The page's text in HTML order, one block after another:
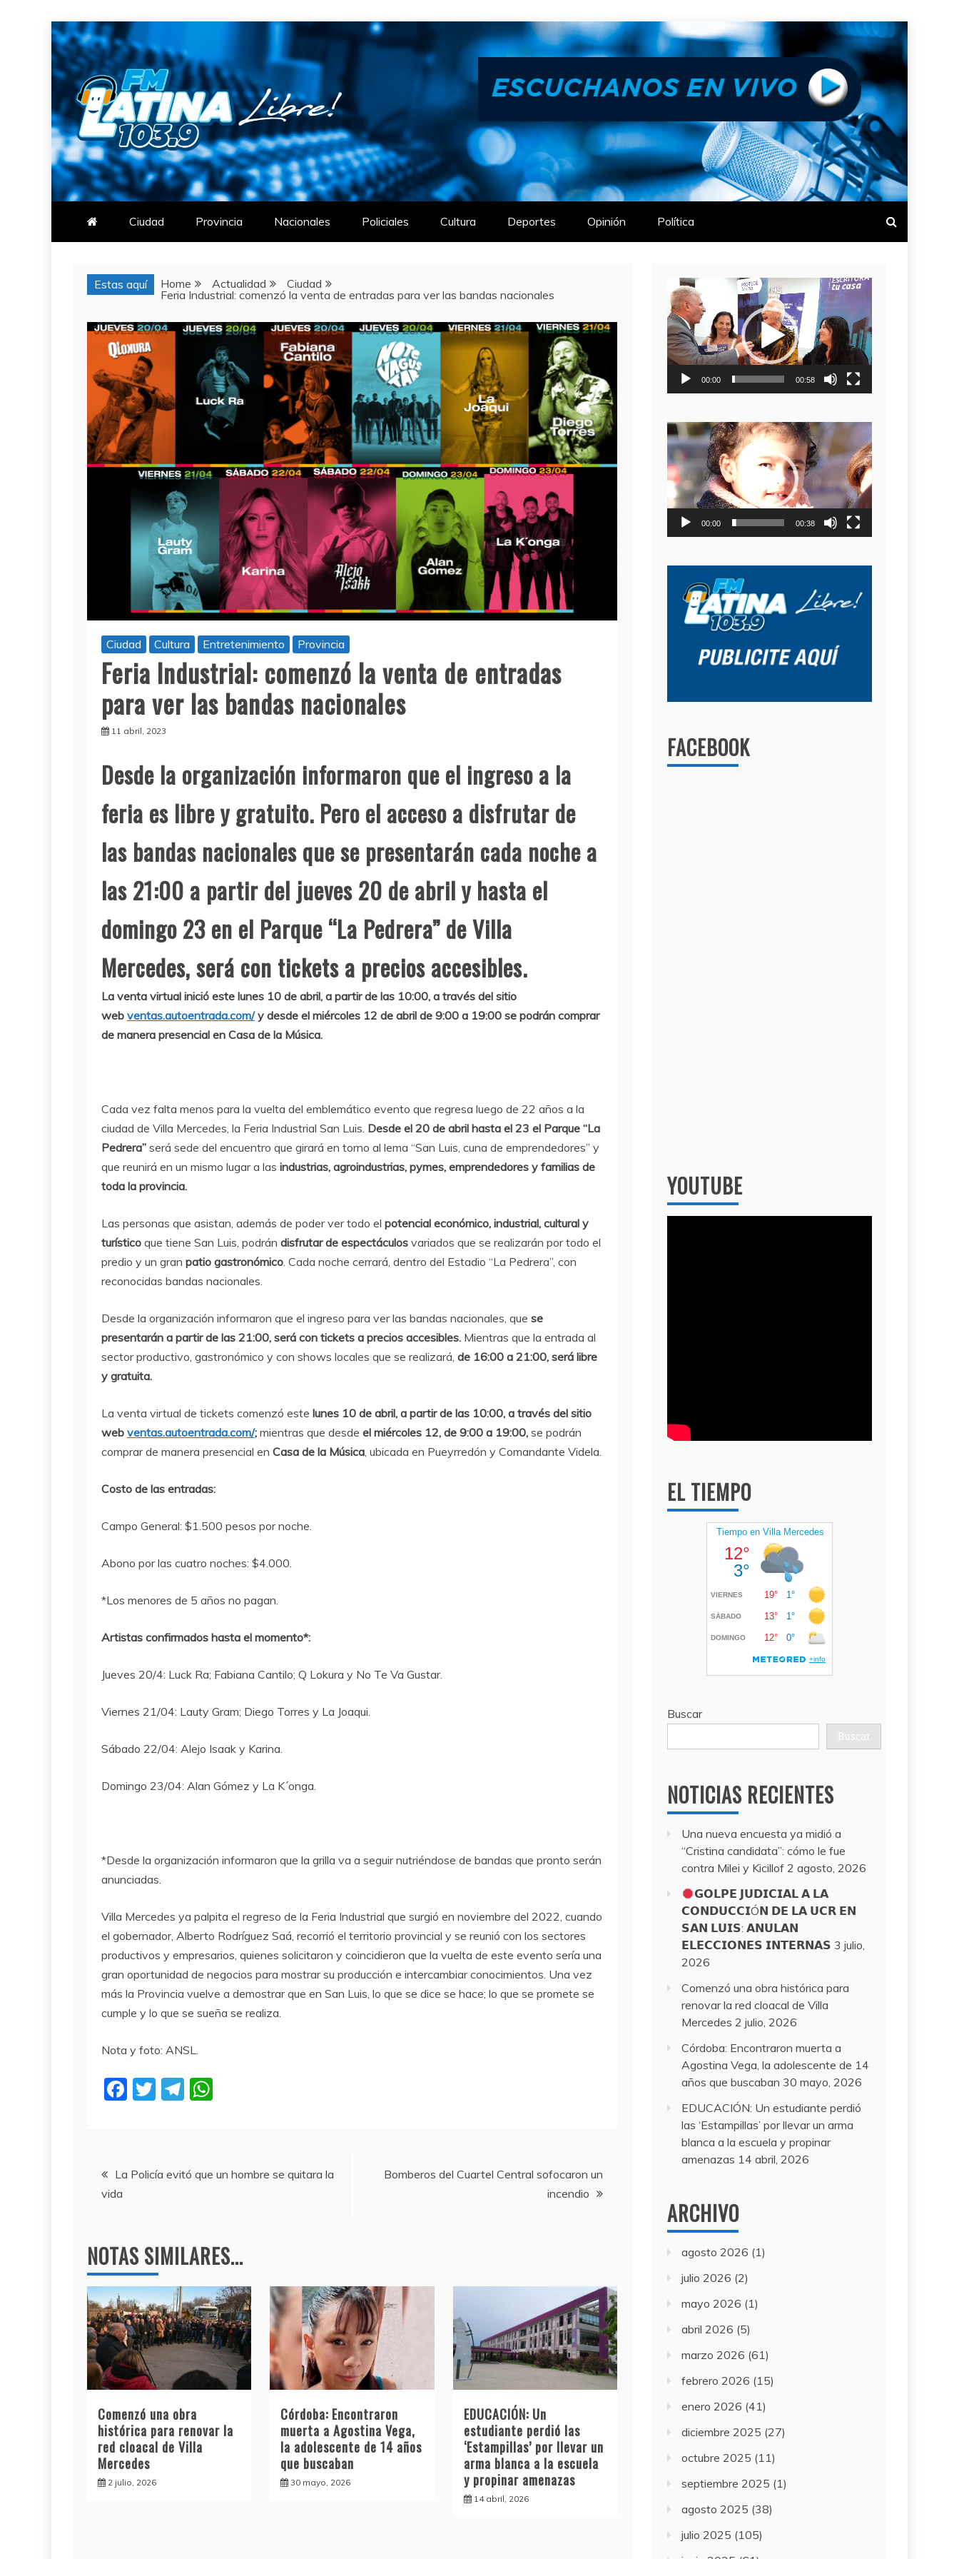
Skip
to
content
FM LATINA
NOTICIAS
Ciudad Provincia Nacionales Policiales Cultura Deportes Opinión Política
Estas aquí Home Actualidad
Ciudad
Feria Industrial: comenzó la venta de entradas para ver las bandas nacionales
Ciudad Cultura Entretenimiento Provincia
Feria Industrial: comenzó la venta de entradas
para ver las bandas nacionales
11 abril, 2023
Desde la organización informaron que el ingreso a la
feria es libre y gratuito. Pero el acceso a disfrutar de
las bandas nacionales que se presentarán cada noche a
las 21:00 a partir del jueves 20 de abril y hasta el
domingo 23 en el Parque “La Pedrera” de Villa
Mercedes, será con tickets a precios accesibles.
La venta virtual inició este lunes 10 de abril, a partir de las 10:00, a través del sitio
web ventas.autoentrada.com/y desde el miércoles 12 de abril de 9:00 a 19:00 se podrán comprar
de manera presencial en Casa de la Música.
Cada vez falta menos para la vuelta del emblemático evento que regresa luego de 22 años a la
ciudad de Villa Mercedes, la Feria Industrial San Luis. Desde el 20 de abril hasta el 23 el Parque “La
Pedrera” será sede del encuentro que girará en torno al lema “San Luis, cuna de emprendedores” y
que reunirá en un mismo lugar a las industrias, agroindustrias, pymes, emprendedores y familias de
toda la provincia.
Las personas que asistan, además de poder ver todo el potencial económico, industrial, cultural y
turístico que tiene San Luis, podrán disfrutar de espectáculos variados que se realizarán por todo el
predio y un gran patio gastronómico. Cada noche cerrará, dentro del Estadio “La Pedrera”, con
reconocidas bandas nacionales.
Desde la organización informaron que el ingreso para ver las bandas nacionales, que se
presentarán a partir de las 21:00, será con tickets a precios accesibles. Mientras que la entrada al
sector productivo, gastronómico y con shows locales que se realizará, de 16:00 a 21:00, será libre
y gratuita.
La venta virtual de tickets comenzó este lunes 10 de abril, a partir de las 10:00, a través del sitio
web ventas.autoentrada.com/; mientras que desde el miércoles 12, de 9:00 a 19:00, se podrán
comprar de manera presencial en Casa de la Música, ubicada en Pueyrredón y Comandante Videla.
Costo de las entradas:
Campo General: $1.500 pesos por noche.
Abono por las cuatro noches: $4.000.
*Los menores de 5 años no pagan.
Artistas confirmados hasta el momento*:
Jueves 20/4: Luck Ra; Fabiana Cantilo; Q Lokura y No Te Va Gustar.
Viernes 21/04: Lauty Gram; Diego Torres y La Joaqui.
Sábado 22/04: Alejo Isaak y Karina.
Domingo 23/04: Alan Gómez y La K´onga.
*Desde la organización informaron que la grilla va a seguir nutriéndose de bandas que pronto serán
anunciadas.
Villa Mercedes ya palpita el regreso de la Feria Industrial que surgió en noviembre del 2022, cuando
el gobernador, Alberto Rodríguez Saá, recorrió el territorio provincial y se reunió con los sectores
productivos y empresarios, quienes solicitaron y coincidieron que la vuelta de este evento sería una
gran oportunidad de negocios para mostrar su producción e intercambiar conocimientos. Una vez
más la Provincia vuelve a demostrar que en San Luis, lo que se dice se hace; lo que se promete se
cumple y lo que se sueña se realiza.
Nota y foto: ANSL.
F
b
k
T
T
a
A
Navegación
de
entradas
La Policía evitó que un hombre se quitara la
vida
Bomberos del Cuartel Central sofocaron un
incendio
NOTAS SIMILARES...
Comenzó una obra
histórica para renovar la
red cloacal de Villa
Mercedes
2 julio, 2026
Córdoba: Encontraron
muerta a Agostina Vega,
la adolescente de 14 años
que buscaban
30 mayo, 2026
EDUCACIÓN: Un
estudiante perdió las
‘Estampillas’ por llevar un
arma blanca a la escuela
y propinar amenazas
14 abril, 2026
Reproductor
de
video
00:00 00:58
Reproductor
de
video
00:00 00:38
FACEBOOK
YOUTUBE
EL TIEMPO
Buscar
Buscar
NOTICIAS RECIENTES
Una nueva encuesta ya midió a
“Cristina candidata”: cómo le fue
contra Milei y Kicillof 2 agosto, 2026
𝗚𝗢𝗟𝗣𝗘 𝗝𝗨𝗗𝗜𝗖𝗜𝗔𝗟 𝗔 𝗟𝗔
𝗖𝗢𝗡𝗗𝗨𝗖𝗖𝗜Ó𝗡 𝗗𝗘 𝗟𝗔 𝗨𝗖𝗥 𝗘𝗡
𝗦𝗔𝗡 𝗟𝗨𝗜𝗦: 𝗔𝗡𝗨𝗟𝗔𝗡
𝗘𝗟𝗘𝗖𝗖𝗜𝗢𝗡𝗘𝗦 𝗜𝗡𝗧𝗘𝗥𝗡𝗔𝗦 3 julio,
2026
Comenzó una obra histórica para
renovar la red cloacal de Villa
Mercedes 2 julio, 2026
Córdoba: Encontraron muerta a
Agostina Vega, la adolescente de 14
años que buscaban 30 mayo, 2026
EDUCACIÓN: Un estudiante perdió
las ‘Estampillas’ por llevar un arma
blanca a la escuela y propinar
amenazas 14 abril, 2026
ARCHIVO
agosto 2026 (1)
julio 2026 (2)
mayo 2026 (1)
abril 2026 (5)
marzo 2026 (61)
febrero 2026 (15)
enero 2026 (41)
diciembre 2025 (27)
octubre 2025 (11)
septiembre 2025 (1)
agosto 2025 (38)
julio 2025 (105)